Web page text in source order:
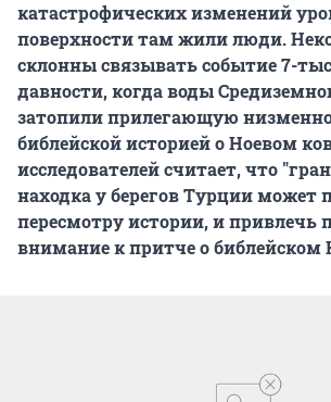
катастрофических изменений
поверхности там жили люди.
склонны связывать событие 7-
давности, когда воды
затопили прилегающую
библейской историей о Ноевом
исследователей считает, что
находка у берегов Турции может
пересмотру истории, и привлечь
внимание к притче о библейском